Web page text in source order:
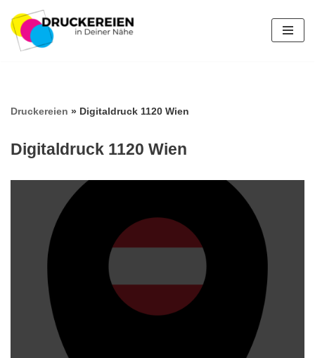
Zum
Inhalt
Druckereien » Digitaldruck 1120 Wien
Digitaldruck 1120 Wien